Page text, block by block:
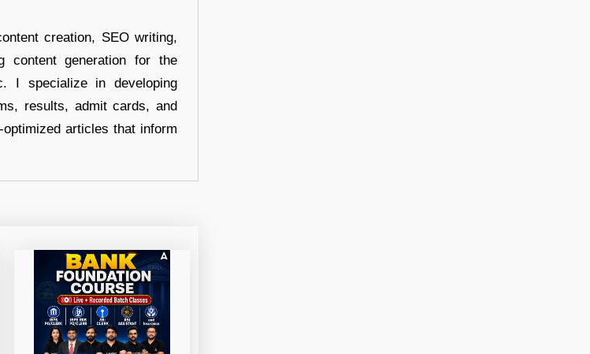
creation, SEO writing,
content generation for the
I specialize in developing
results, admit cards, and
articles that inform